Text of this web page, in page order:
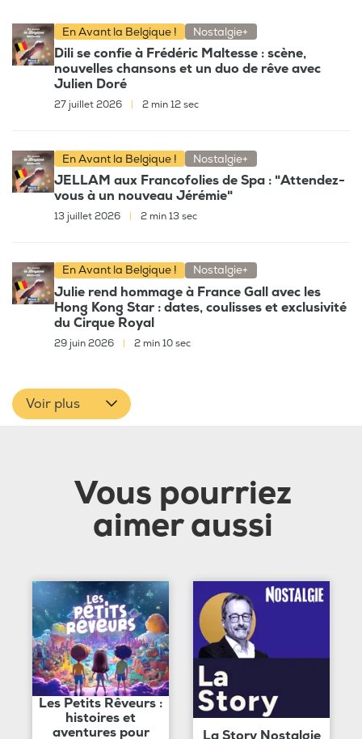
En Avant la Belgique ! Nostalgie+
Dili se confie à Frédéric Maltesse : scène,
nouvelles chansons et un duo de rêve avec
Julien Doré
27 juillet 2026 2 min 12 sec
En Avant la Belgique ! Nostalgie+
JELLAM aux Francofolies de Spa : "Attendez-
vous à un nouveau Jérémie"
13 juillet 2026 2 min 13 sec
En Avant la Belgique ! Nostalgie+
Julie rend hommage à France Gall avec les
Hong Kong Star : dates, coulisses et exclusivité
du Cirque Royal
29 juin 2026 | 2 min 10 sec
Voir plus
Vous pourriez
aimer aussi
Les Petits Rêveurs :
histoires et
aventures pour